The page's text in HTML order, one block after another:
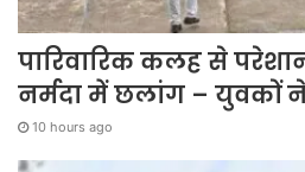
पारिवारिक कलह से
नर्मदा में छलांग – युवकों
10 hours ago